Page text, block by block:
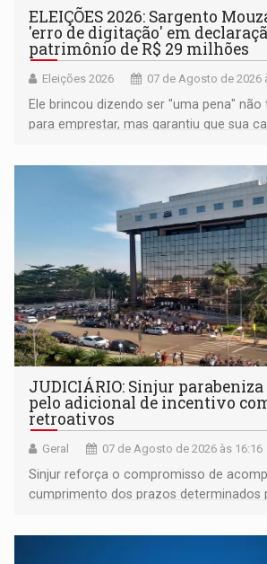
ELEIÇÕES 2026: Sargento
'erro de digitação' em
patrimônio de R$ 29 milhões
Eleições 2026 07 de Agosto de 2026
Ele brincou dizendo ser "uma pena" não
para emprestar, mas garantiu que sua
JUDICIÁRIO: Sinjur
pelo adicional de incentivo
retroativos
Geral 07 de Agosto de 2026 às 16:16
Sinjur reforça o compromisso de
cumprimento dos prazos determinados